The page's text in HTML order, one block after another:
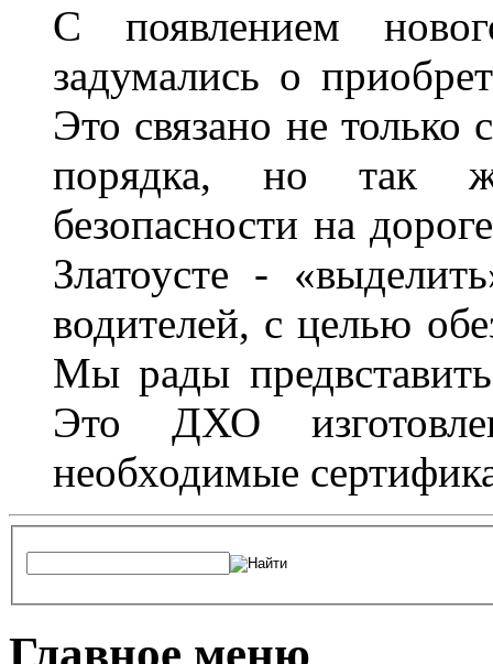
С появлением
задумались о
Это связано не только
порядка, но так
безопасности на
Златоусте -
водителей, с целью
Мы рады
Это ДХО
необходимые